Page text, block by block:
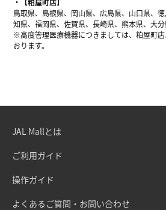
【粕屋町店】
鳥取県、島根県、岡山県、広島県、山口県、
知県、福岡県、佐賀県、長崎県、熊本県、大
※高度管理医療機器につきましては、粕屋町
おります。
JAL Mallとは
ご利用ガイド
操作ガイド
よくあるご質問・お問い合わせ